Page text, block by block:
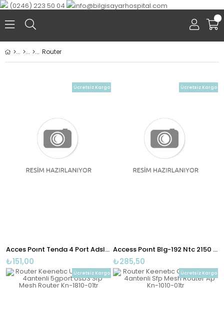
(0246) 223 50 04 info@bilgisayarhospital.com
0
Router
Acces Poınt Tenda 4 Port Adsl2+modem Router 300mpbs D301
₺151,00
Ücretsiz Kargo
Access Poınt Blg-192 Ntc 2150 2*5 Dpı
₺285,50
Ücretsiz Kargo
Ücretsiz Kargo Ücretsiz Kargo